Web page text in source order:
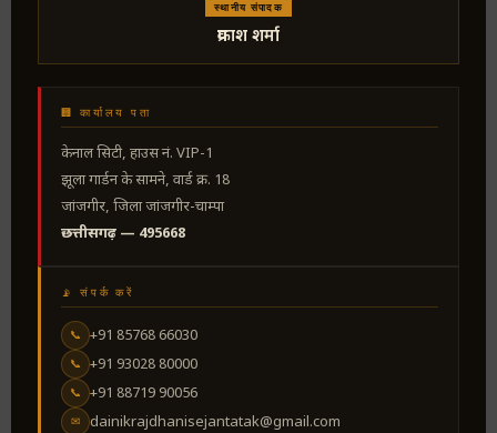
स्थानीय संपादक
प्रकाश शर्मा
🏢 कार्यालय पता
केनाल सिटी, हाउस नं. VIP-1
झूला गार्डन के सामने, वार्ड क्र. 18
जांजगीर, जिला जांजगीर-चाम्पा
छत्तीसगढ़ — 495668
📡 संपर्क करें
📞 +91 85768 66030
📞 +91 93028 80000
📞 +91 88719 90056
✉ dainikrajdhanisejantatak@gmail.com